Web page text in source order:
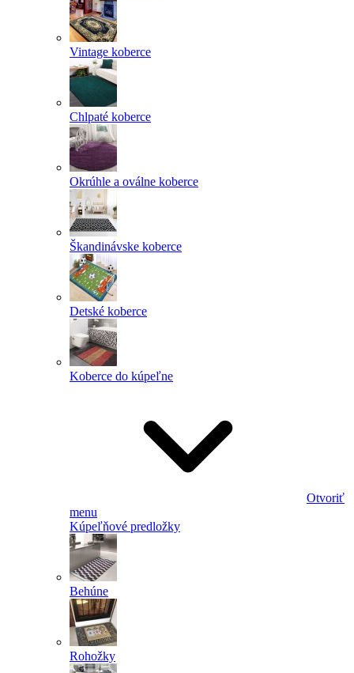
Vintage koberce
Chlpaté koberce
Okrúhle a oválne koberce
Škandinávske koberce
Detské koberce
Koberce do kúpeľne
Otvoriť
menu
Kúpeľňové predložky
Behúne
Rohožky